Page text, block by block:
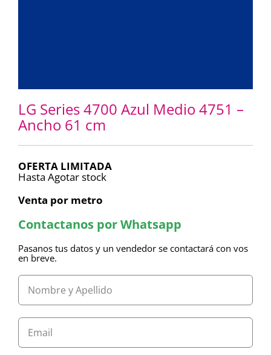
LG Series 4700 Azul Medio 4751 –
Ancho 61 cm
OFERTA LIMITADA
Hasta Agotar stock
Venta por metro
Contactanos por Whatsapp
Pasanos tus datos y un vendedor se contactará con vos
en breve.